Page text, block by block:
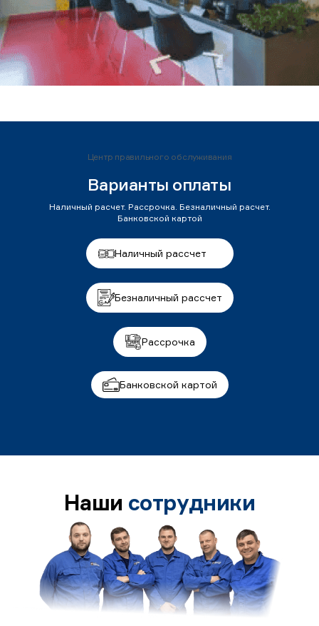
Центр правильного обслуживания
Варианты оплаты
Наличный расчет. Рассрочка. Безналичный расчет.
Банковской картой
Наличный рассчет
Безналичный рассчет
Рассрочка
Банковской картой
Наши сотрудники